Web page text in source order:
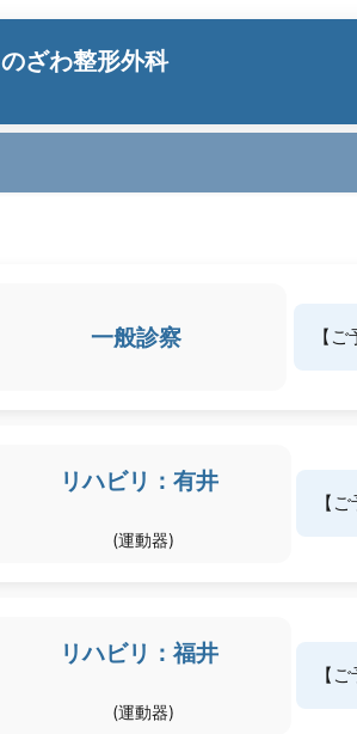
のざわ整形外科
一般診察 【
リハビリ：有井
(運動器)
【
リハビリ：福井
(運動器)
【